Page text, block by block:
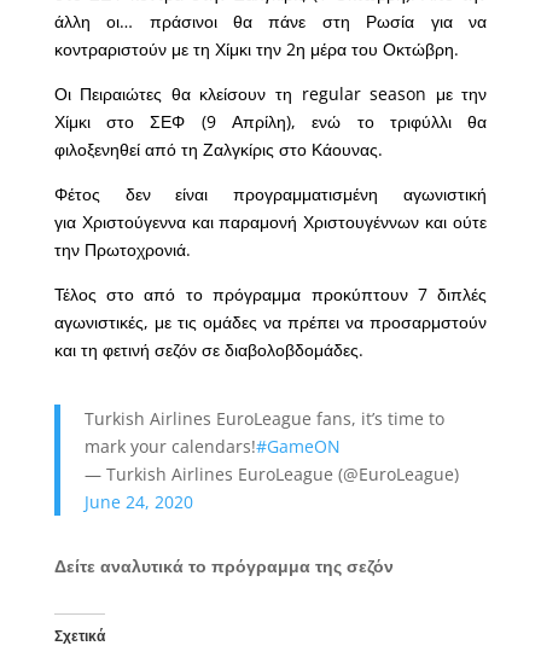
άλλη οι… πράσινοι θα πάνε στη Ρωσία για να
κοντραριστούν με τη Χίμκι την 2η μέρα του Οκτώβρη.
Οι Πειραιώτες θα κλείσουν τη regular season με την
Χίμκι στο ΣΕΦ (9 Απρίλη), ενώ το τριφύλλι θα
φιλοξενηθεί από τη Ζαλγκίρις στο Κάουνας.
Φέτος δεν είναι προγραμματισμένη αγωνιστική
για Χριστούγεννα και παραμονή Χριστουγέννων και ούτε
την Πρωτοχρονιά.
Τέλος στο από το πρόγραμμα προκύπτουν 7 διπλές
αγωνιστικές, με τις ομάδες να πρέπει να προσαρμστούν
και τη φετινή σεζόν σε διαβολοβδομάδες.
Turkish Airlines EuroLeague fans, it’s time to
mark your calendars!#GameON
— Turkish Airlines EuroLeague (@EuroLeague)
June 24, 2020
Δείτε αναλυτικά το πρόγραμμα της σεζόν
Σχετικά